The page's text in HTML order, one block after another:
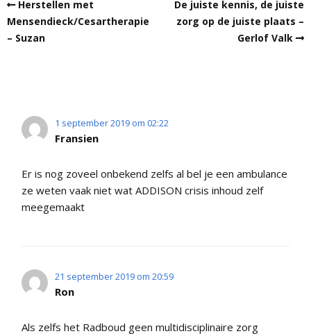
Herstellen met
Mensendieck/Cesartherapie
– Suzan
De juiste kennis, de juiste
zorg op de juiste plaats –
Gerlof Valk
1 september 2019 om 02:22
Fransien
Er is nog zoveel onbekend zelfs al bel je een ambulance
ze weten vaak niet wat ADDISON crisis inhoud zelf
meegemaakt
21 september 2019 om 20:59
Ron
Als zelfs het Radboud geen multidisciplinaire zorg